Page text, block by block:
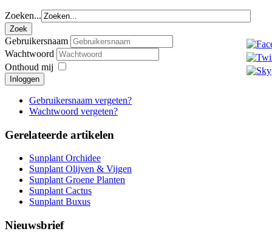
Zoeken...
Gebruikersnaam
Wachtwoord
Onthoud mij
Inloggen
Gebruikersnaam vergeten?
Wachtwoord vergeten?
Gerelateerde artikelen
Sunplant Orchidee
Sunplant Olijven & Vijgen
Sunplant Groene Planten
Sunplant Cactus
Sunplant Buxus
Nieuwsbrief